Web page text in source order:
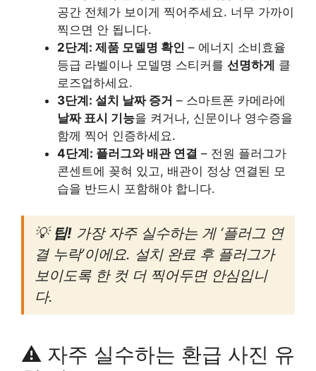
공간 전체가 보이게 찍어주세요. 너무 가까이
찍으면 안 됩니다.
2단계: 제품 모델명 확인 – 에너지 소비효율
등급 라벨이나 모델명 스티커를 선명하게 클
로즈업하세요.
3단계: 설치 날짜 증거 – 스마트폰 카메라에
날짜 표시 기능을 켜거나, 신문이나 영수증을
함께 찍어 인증하세요.
4단계: 플러그와 배관 연결 – 전원 플러그가
콘센트에 꽂혀 있고, 배관이 정상 연결된 모
습을 반드시 포함해야 합니다.
💡 팁! 가장 자주 실수하는 게 ‘플러그 연
결 누락’이에요. 설치 완료 후 플러그가
보이도록 한 컷 더 찍어두면 안심입니
다.
⚠️ 자주 실수하는 환급 사진 유